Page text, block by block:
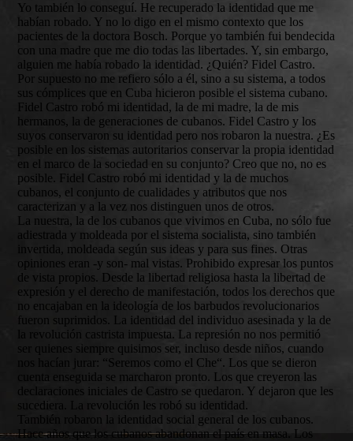
Yo también lo conseguí. He recuperado la identidad que me
habían robado. Y no lo digo en el mismo contexto que los
pacientes de la doctora Bosch. Porque yo también fui bendecida
con una madre que me dio todas las libertades. Y, sin embargo,
alguien me había robado la identidad. ¿Quién? Fidel Castro.
Por supuesto no me refiero sólo a él, sino a su sistema, a todos
sus cómplices que en Cuba hicieron posible el sistema cubano.
Fidel Castro robó mi identidad, la de mi madre, la de mis
hermanos, la de generaciones de cubanos. Fidel Castro y los
suyos conservaron su identidad pero nos robaron la nuestra. ¿Es
posible en los sistemas autoritarios conservar la propia identidad
en el marco de la sociedad en su conjunto? Creo que no, no es
posible. Fidel Castro robó mi identidad y la de muchos
cubanos, el conjunto de cualidades y atributos que nos
caracterizan y a la vez nos distinguen unos de otros.
La nuestra, la de los cubanos que vivimos en Cuba, no sólo fue
adiestrada y moldeada por el sistema socialista, sino también
invertida, moldeada según sus ideas y para sus fines. Otras
opiniones eran -y son- mal vistas. Prohibido expresar los puntos
de vista propios. Desde la libertad religiosa hasta la libertad de
expresión y el derecho de manifestación, todos los derechos que
no encajaban en la ideología de los barbudos revolucionarios
fueron suprimidos. La identidad del individuo asesinada y la de
la revolución castrista impuesta. La represión no nos permitió
ser quienes siempre quisimos ser, incluso desde niños, cuando
nos hacían jurar: “Seremos como el Che“. Los que se dieron
cuenta enseguida se marcharon pronto. Los que creyeron las
declaraciones iniciales de Castro se quedaron. Y dejaron que les
sucediera. La revolución les robó su identidad.
También robaron la identidad social general de los cubanos.
Hace años que los cubanos abandonan el país en masa. Los